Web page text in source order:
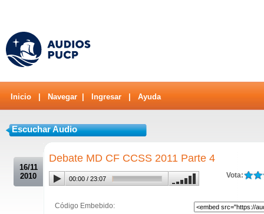
Inicio Navegar Ingresar Ayuda
Escuchar Audio
16/11
2010
Debate MD CF CCSS 2011 Parte 4
Vota:
00:00 / 23:07
Código Embebido: